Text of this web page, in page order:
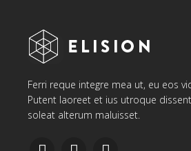
Ferri reque integre mea ut, eu eos
Putent laoreet et ius utroque
soleat alterum maluisset.